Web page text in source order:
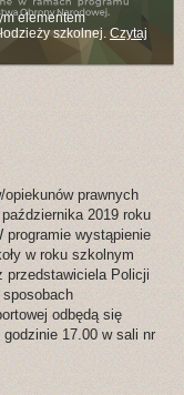
elementem
szkolnej. Czytaj
prawnych
2019 roku
programie wystąpienie
w roku szkolnym
przedstawiciela Policji
odbędą się
17.00 w sali nr